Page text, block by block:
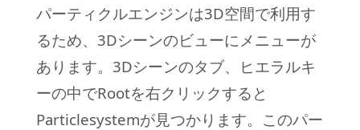
パーティクルエンジンは3D空間で利用す
るため、3Dシーンのビューにメニューが
あります。3Dシーンのタブ、ヒエラルキ
ーの中でRootを右クリックすると
Particlesystemが見つかります。このパー